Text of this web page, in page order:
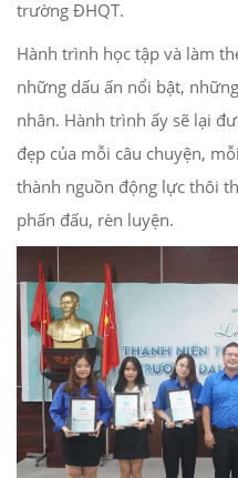
trường ĐHQT.
Hành trình học tập và làm
những dấu ấn nổi bật,
nhân. Hành trình ấy sẽ lại
đẹp của mỗi câu chuyện,
thành nguồn động lực thôi
phấn đấu, rèn luyện.